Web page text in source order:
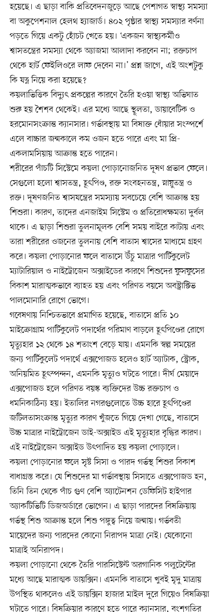
হয়েছে। এ ছাড়া বাকি প্রতিবেদনজুড়ে আছে পেশাগত স্বাস্থ্য সমস্যা
বা অকুপেশনাল হেলথ হ্যাজার্ড। ৪০২ পৃষ্ঠার স্বাস্থ্য সমস্যার বর্ণনা
পড়তে গিয়ে একটু হোঁচট খেতে হয়। ‘একজন স্বাস্থ্যকর্মীও
শ্বাসতন্ত্রের সমস্যা থেকে অ্যাজমা আলাদা করবেন না; রক্তচাপ
থেকে হার্ট ফেইলিওরে লাফ দেবেন না।’ প্রশ্ন জাগে, এই অংশটুকু
কি যত্ন নিয়ে করা হয়েছে?
কয়লাভিত্তিক বিদ্যুৎ প্রকল্পের কারণে তৈরি হওয়া স্বাস্থ্য অভিঘাত
শুরু হয় শৈশব থেকেই। এর মধ্যে আছে স্থূলতা, ডায়াবেটিক ও
হরমোনসংক্রান্ত ক্যানসার। গর্ভাবস্থায় মা বিষাক্ত ধোঁয়ার সংস্পর্শে
এলে বাচ্চার জন্মকালে কম ওজন হতে পারে এবং মা প্রি-
একলামসিয়ায় আক্রান্ত হতে পারেন।
শরীরের পাঁচটি সিস্টেমে কয়লা পোড়ানোজনিত দূষণ প্রভাব ফেলে।
সেগুলো হলো শ্বাসতন্ত্র, হূৎপিণ্ড, রক্ত সংবহনতন্ত্র, স্নায়ুতন্ত্র ও
রক্ত। দূষণজনিত শ্বাসযন্ত্রের সমস্যায় সবচেয়ে বেশি আক্রান্ত হয়
শিশুরা। কারণ, তাদের এনজাইম সিস্টেম ও প্রতিরোধক্ষমতা দুর্বল
থাকে। এ ছাড়া শিশুরা তুলনামূলক বেশি সময় বাইরে কাটায় এবং
তারা শরীরের ওজনের তুলনায় বেশি বাতাস শ্বাসের মাধ্যমে গ্রহণ
করে। কয়লা পোড়ানোর ফলে বাতাসে উঁচু মাত্রার পার্টিকুলেট
ম্যাটারিয়াল ও নাইট্রোজেন অক্সাইডের কারণে শিশুদের ফুসফুসের
বিকাশ মারাত্মকভাবে ব্যাহত হয় এবং পরিণত বয়সে অবস্ট্রাক্টিভ
পালমোনারি রোগে ভোগে।
গবেষণায় নিশ্চিতভাবে প্রমাণিত হয়েছে, বাতাসে প্রতি ১০
মাইক্রোগ্রাম পার্টিকুলেট পদার্থের পরিমাণ বাড়লে হূৎপিণ্ডের রোগে
মৃত্যুহার ১২ থেকে ১৪ শতাংশ বেড়ে যায়। এমনকি স্বল্প সময়ের
জন্য পার্টিকুলেট পদার্থে এক্সপোজড হলেও হার্ট অ্যাটাক, স্ট্রোক,
অনিয়মিত হূৎস্পন্দন, এমনকি মৃত্যুও ঘটতে পারে। দীর্ঘ মেয়াদে
এক্সপোজড হলে পরিণত বয়স্ক ব্যক্তিদের উচ্চ রক্তচাপ ও
ধমনিকাঠিন্য হয়। ইতালির নগরগুলোতে উচ্চ হারে হূৎপিণ্ডের
জটিলতাসংক্রান্ত মৃত্যুর কারণ খুঁজতে গিয়ে দেখা গেছে, বাতাসে
উচ্চ মাত্রার নাইট্রোজেন ডাই-অক্সাইড এই মৃত্যুহার বৃদ্ধির কারণ।
এই নাইট্রোজেন অক্সাইড উৎপাদিত হয় কয়লা পোড়ালে।
কয়লা পোড়ানোর ফলে সৃষ্ট সিসা ও পারদ গর্ভস্থ শিশুর বিকাশ
বাধাগ্রস্ত করে। যে শিশুদের মা গর্ভাবস্থায় সিসাতে এক্সপোজড হন,
তিনি তিন থেকে পাঁচ গুণ বেশি অ্যাটেনশন ডেফিসিট হাইপার
অ্যাকটিভিটি ডিজঅর্ডারে ভোগেন। এ ছাড়া পারদের বিষক্রিয়ায়
গর্ভস্থ শিশু আক্রান্ত হলে শিশু পঙ্গুত্ব নিয়ে জন্মায়। গর্ভবতী
মায়েদের জন্য পারদের কোনো নিরাপদ মাত্রা নেই। যেকোনো
মাত্রাই অনিরাপদ।
কয়লা পোড়ানো থেকে তৈরি পারসিস্টেন্ট অরগানিক পলুটেন্টের
মধ্যে আছে মারাত্মক ডায়ক্সিন। এমনকি বাতাসে খুবই মৃদু মাত্রায়
উপস্থিত থাকলেও এই ডায়ক্সিন হাজার মাইল দূরে গিয়েও বিষক্রিয়া
ঘটাতে পারে। বিষক্রিয়ার কারণে হতে পারে ক্যানসার, বংশগতির